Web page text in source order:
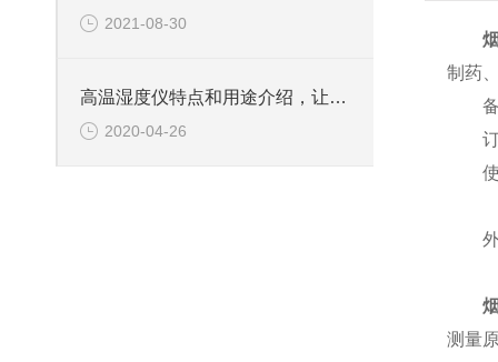
制药
备注
订
使用
外
测量
2021-08-30
高温湿度仪特点和用途介绍，让你一看就懂
2020-04-26